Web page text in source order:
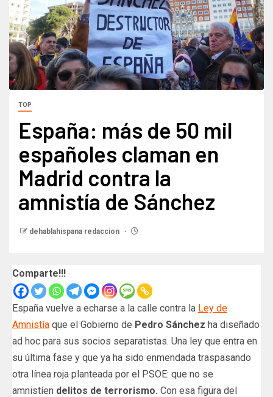
TOP
España: más de 50 mil
españoles claman en
Madrid contra la
amnistía de Sánchez
dehablahispana redaccion
Comparte!!!
España vuelve a echarse a la calle contra la Ley de
Amnistía que el Gobierno de Pedro Sánchez ha diseñado
ad hoc para sus socios separatistas. Una ley que entra en
su última fase y que ya ha sido enmendada traspasando
otra línea roja planteada por el PSOE: que no se
amnistíen delitos de terrorismo. Con esa figura del